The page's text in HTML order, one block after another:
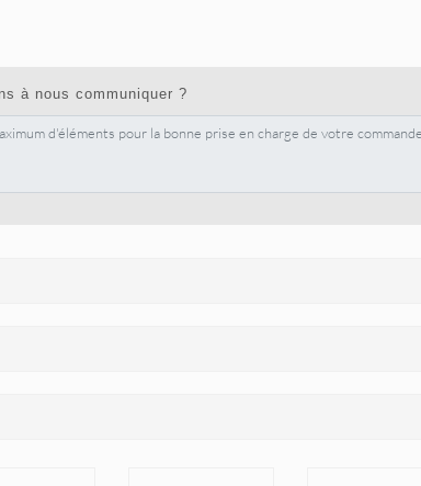
à nous communiquer ?